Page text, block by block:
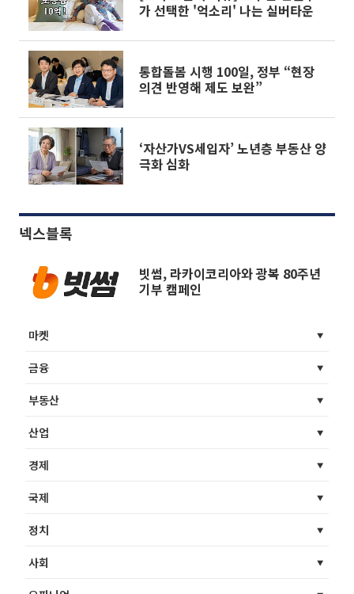
가 선택한 '억소리' 나는 실버타운
통합돌봄 시행 100일, 정부 “현장
의견 반영해 제도 보완”
‘자산가VS세입자’ 노년층 부동산 양
극화 심화
넥스블록
빗썸, 라카이코리아와 광복 80주년
기부 캠페인
마켓
금융
부동산
산업
경제
국제
정치
사회